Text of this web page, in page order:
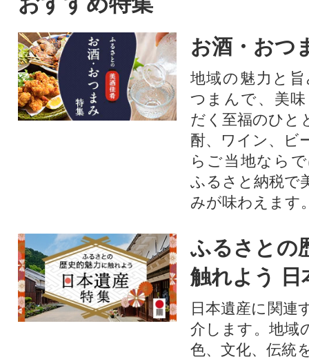
お酒・おつ
地域の魅力と
つまんで、美
だく至福のひと
酎、ワイン、ビ
らご当地なら
ふるさと納税で
みが味わえます
ふるさとの
触れよう 日
日本遺産に関連
介します。地域
色、文化、伝統